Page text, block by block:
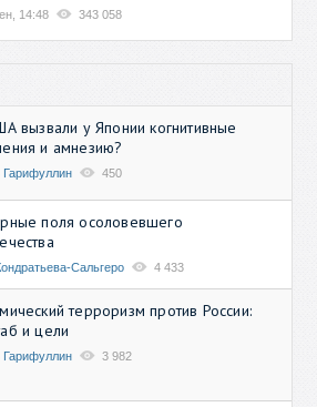
14:48 343 058
вызвали у Японии когнитивные
и амнезию?
Гарифуллин 450
поля осоловевшего
Сальгеро 4 433
терроризм против России:
и цели
Гарифуллин 3 982